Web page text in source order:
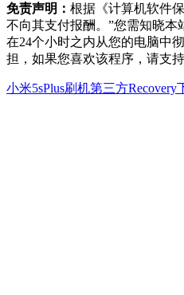
免责声明： 根据《计算机软件
不向其支付报酬。”您需知晓
在24个小时之内从您的电脑中
担，如果您喜欢该程序，请支
小米5sPlus刷机第三方Recovery